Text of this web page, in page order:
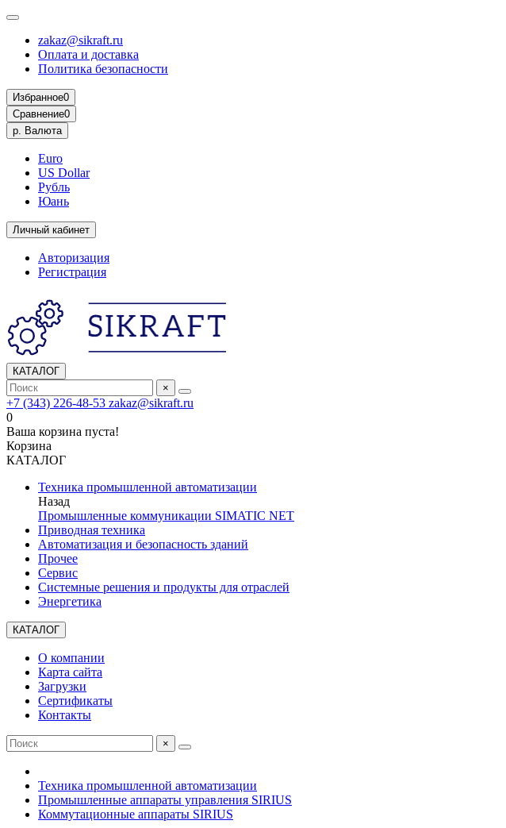
zakaz@sikraft.ru
Оплата и доставка
Политика безопасности
Избранное0
Сравнение0
р. Валюта
Euro
US Dollar
Рубль
Юань
Личный кабинет
Авторизация
Регистрация
КАТАЛОГ
×
+7 (343) 226-48-53 zakaz@sikraft.ru
0
Ваша корзина пуста!
Корзина
КАТАЛОГ
Техника промышленной автоматизации
Назад
Промышленные коммуникации SIMATIC NET
Приводная техника
Автоматизация и безопасность зданий
Прочее
Сервис
Системные решения и продукты для отраслей
Энергетика
КАТАЛОГ
О компании
Карта сайта
Загрузки
Сертификаты
Контакты
×
Техника промышленной автоматизации
Промышленные аппараты управления SIRIUS
Коммутационные аппараты SIRIUS